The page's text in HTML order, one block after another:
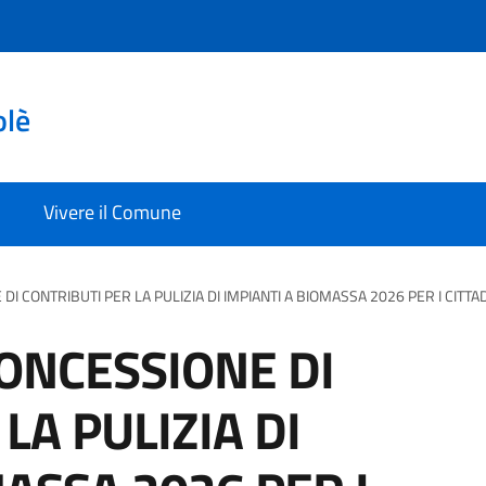
Vivere il Comune
CONTRIBUTI PER LA PULIZIA DI IMPIANTI A BIOMASSA 2026 PER I
DI
PULIZIA DI